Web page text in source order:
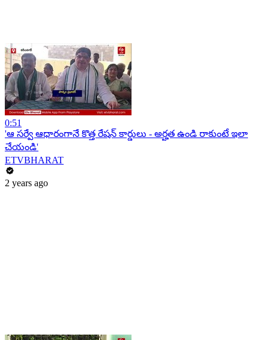
0:51
'ఆ సర్వే ఆధారంగానే కొత్త రేషన్ కార్డులు - అర్హత ఉండి రాకుంటే ఇలా
చేయండి'
ETVBHARAT
2 years ago